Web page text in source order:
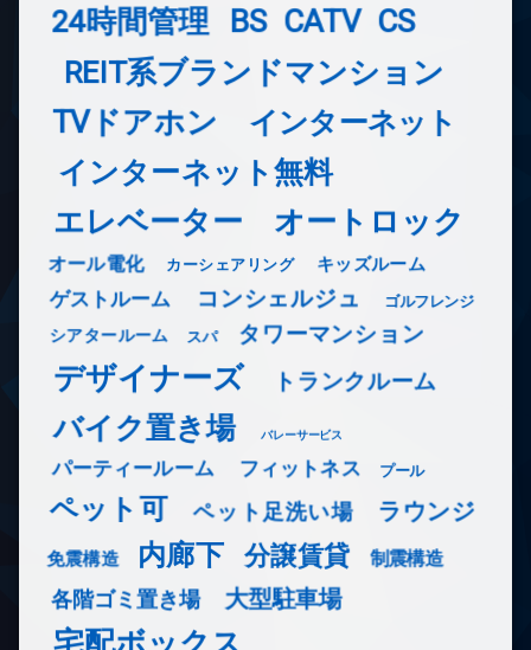
24時間管理 BS CATV CS
REIT系ブランドマンション
TVドアホン インターネット
インターネット無料
エレベーター オートロック
オール電化 カーシェアリング キッズルーム
ゲストルーム コンシェルジュ ゴルフレンジ
シアタールーム スパ タワーマンション
デザイナーズ トランクルーム
バイク置き場 バレーサービス
パーティールーム フィットネス プール
ペット可 ペット足洗い場 ラウンジ
免震構造 内廊下 分譲賃貸 制震構造
各階ゴミ置き場 大型駐車場